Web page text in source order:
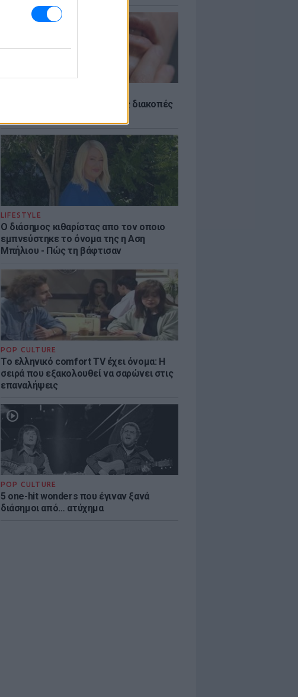
Γιατί γεμίζουμε σπυράκια στις διακοπές
LIFESTYLE
Ο διάσημος κιθαρίστας απο τον οποιο
εμπνεύστηκε το όνομα της η Αση
Μπήλιου - Πώς τη βάφτισαν
POP CULTURE
Το ελληνικό comfort TV έχει όνομα: Η
σειρά που εξακολουθεί να σαρώνει στις
επαναλήψεις
POP CULTURE
5 one-hit wonders που έγιναν ξανά
διάσημοι από… ατύχημα